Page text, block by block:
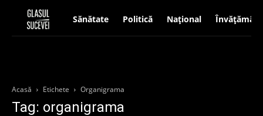
Sănătate Politică Național Învățământ
Acasă Etichete Organigrama
Tag: organigrama